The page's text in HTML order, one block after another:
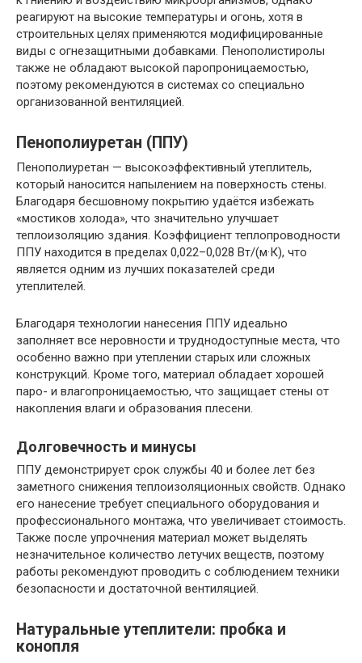
реагируют на высокие температуры и огонь, хотя в
строительных целях применяются модифицированные
виды с огнезащитными добавками. Пенополистиролы
также не обладают высокой паропроницаемостью,
поэтому рекомендуются в системах со специально
организованной вентиляцией.
Пенополиуретан (ППУ)
Пенополиуретан — высокоэффективный утеплитель,
который наносится напылением на поверхность стены.
Благодаря бесшовному покрытию удаётся избежать
«мостиков холода», что значительно улучшает
теплоизоляцию здания. Коэффициент теплопроводности
ППУ находится в пределах 0,022–0,028 Вт/(м·К), что
является одним из лучших показателей среди
утеплителей.
Благодаря технологии нанесения ППУ идеально
заполняет все неровности и труднодоступные места, что
особенно важно при утеплении старых или сложных
конструкций. Кроме того, материал обладает хорошей
паро- и влагопроницаемостью, что защищает стены от
накопления влаги и образования плесени.
Долговечность и минусы
ППУ демонстрирует срок службы 40 и более лет без
заметного снижения теплоизоляционных свойств. Однако
его нанесение требует специального оборудования и
профессионального монтажа, что увеличивает стоимость.
Также после упрочнения материал может выделять
незначительное количество летучих веществ, поэтому
работы рекомендуют проводить с соблюдением техники
безопасности и достаточной вентиляцией.
Натуральные утеплители: пробка и
конопля